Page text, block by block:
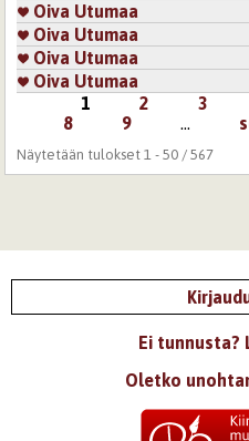
Oiva Utumaa
Oiva Utumaa
Oiva Utumaa
Oiva Utumaa
1 2 3
8
9 …
Näytetään tulokset 1 - 50 / 567
Ei tunnusta?
Oletko